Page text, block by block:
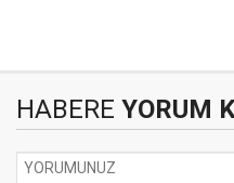
HABERE YORUM